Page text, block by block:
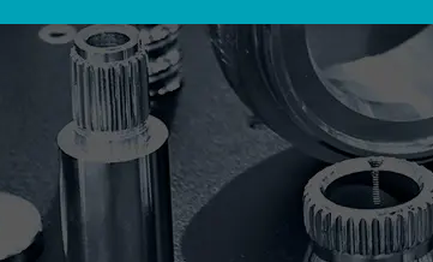
加熱圧
インサー